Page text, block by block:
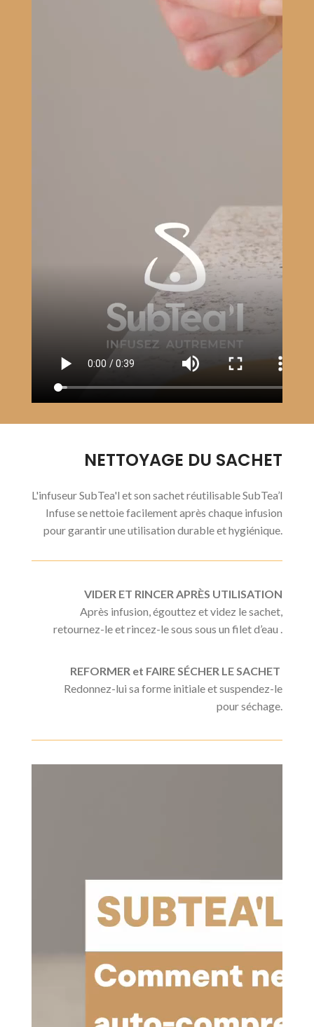
NETTOYAGE DU SACHET
L'infuseur SubTea'l et son sachet réutilisable SubTea’l
Infuse se nettoie facilement après chaque infusion
pour garantir une utilisation durable et hygiénique.
VIDER ET RINCER APRÈS UTILISATION
Après infusion, égouttez et videz le sachet,
retournez-le et rincez-le sous sous un filet d’eau .
REFORMER et FAIRE SÉCHER LE SACHET
Redonnez-lui sa forme initiale et suspendez-le
pour séchage.